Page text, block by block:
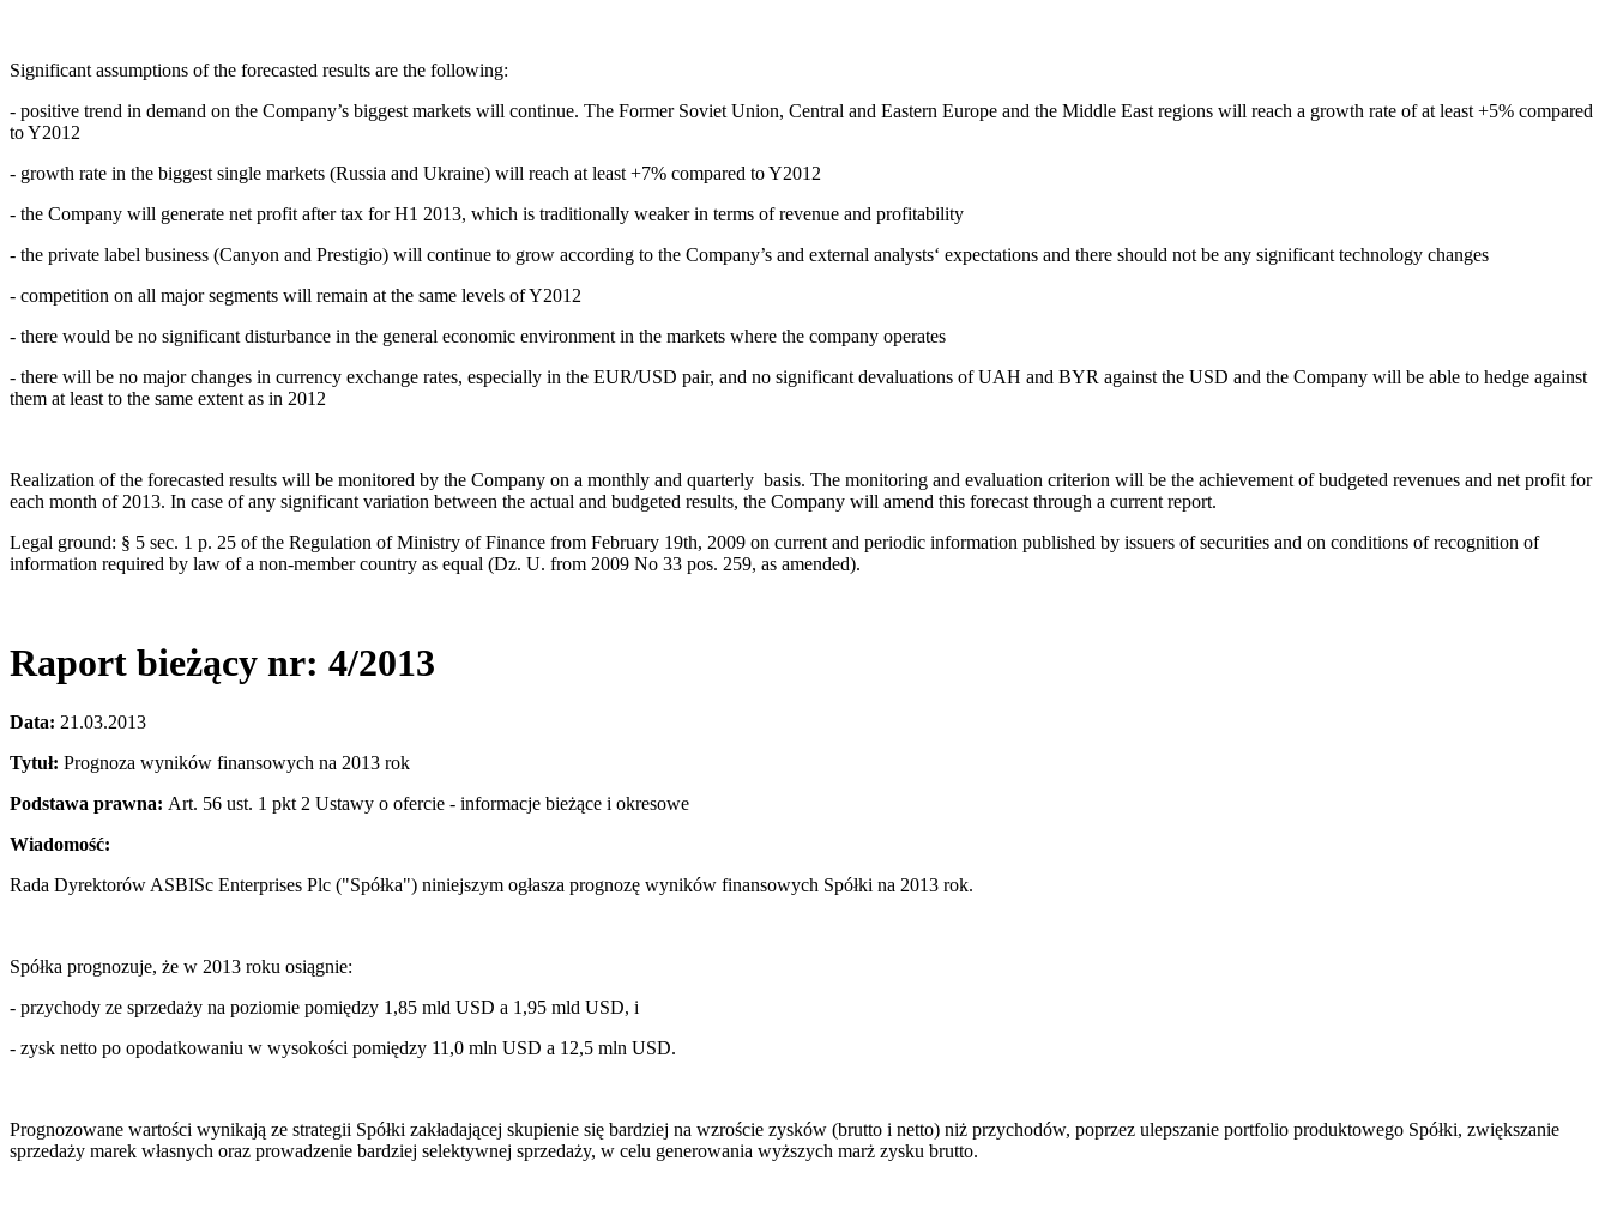
Significant assumptions of the forecasted results are the following:
- positive trend in demand on the Company’s biggest markets will continue. The Former Soviet Union, Central and Eastern Europe and the Middle East regions will reach a growth rate of at least +5% compared
to Y2012
- growth rate in the biggest single markets (Russia and Ukraine) will reach at least +7% compared to Y2012
- the Company will generate net profit after tax for H1 2013, which is traditionally weaker in terms of revenue and profitability
- the private label business (Canyon and Prestigio) will continue to grow according to the Company’s and external analysts‘ expectations and there should not be any significant technology changes
- competition on all major segments will remain at the same levels of Y2012
- there would be no significant disturbance in the general economic environment in the markets where the company operates
- there will be no major changes in currency exchange rates, especially in the EUR/USD pair, and no significant devaluations of UAH and BYR against the USD and the Company will be able to hedge against
them at least to the same extent as in 2012
Realization of the forecasted results will be monitored by the Company on a monthly and quarterly basis. The monitoring and evaluation criterion will be the achievement of budgeted revenues and net profit for
each month of 2013. In case of any significant variation between the actual and budgeted results, the Company will amend this forecast through a current report.
Legal ground: § 5 sec. 1 p. 25 of the Regulation of Ministry of Finance from February 19th, 2009 on current and periodic information published by issuers of securities and on conditions of recognition of
information required by law of a non-member country as equal (Dz. U. from 2009 No 33 pos. 259, as amended).
Raport bieżący nr: 4/2013
Data: 21.03.2013
Tytuł: Prognoza wyników finansowych na 2013 rok
Podstawa prawna: Art. 56 ust. 1 pkt 2 Ustawy o ofercie - informacje bieżące i okresowe
Wiadomość:
Rada Dyrektorów ASBISc Enterprises Plc ("Spółka") niniejszym ogłasza prognozę wyników finansowych Spółki na 2013 rok.
Spółka prognozuje, że w 2013 roku osiągnie:
- przychody ze sprzedaży na poziomie pomiędzy 1,85 mld USD a 1,95 mld USD, i
- zysk netto po opodatkowaniu w wysokości pomiędzy 11,0 mln USD a 12,5 mln USD.
Prognozowane wartości wynikają ze strategii Spółki zakładającej skupienie się bardziej na wzroście zysków (brutto i netto) niż przychodów, poprzez ulepszanie portfolio produktowego Spółki, zwiększanie
sprzedaży marek własnych oraz prowadzenie bardziej selektywnej sprzedaży, w celu generowania wyższych marż zysku brutto.